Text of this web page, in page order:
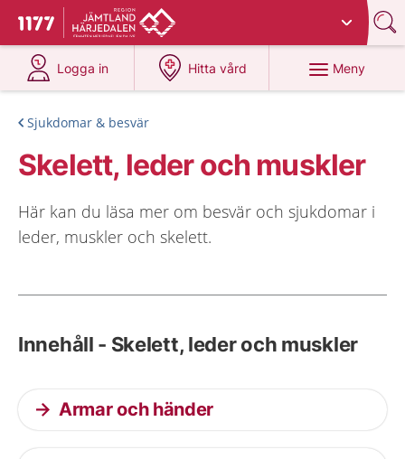
Till startsidan för 1177
Du har valt region
Logga in
på 1177.se
Hitta vård
på 1177.se
Meny
Sjukdomar & besvär
Skelett, leder och muskler
Här kan du läsa mer om besvär och sjukdomar i
leder, muskler och skelett.
Innehåll - Skelett, leder och muskler
Armar och händer